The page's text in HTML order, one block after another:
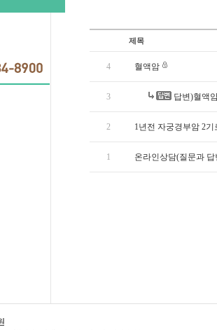
제목
4 혈액암
3 답변)혈액
2 1년전 자궁경부암 2
1 온라인상담(질문과